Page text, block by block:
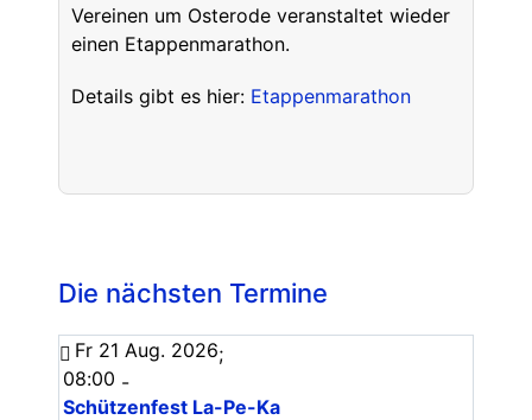
Vereinen um Osterode veranstaltet wieder
einen Etappenmarathon.
Details gibt es hier: Etappenmarathon
Die nächsten Termine
Fr 21 Aug. 2026;
08:00 -
Schützenfest La-Pe-Ka